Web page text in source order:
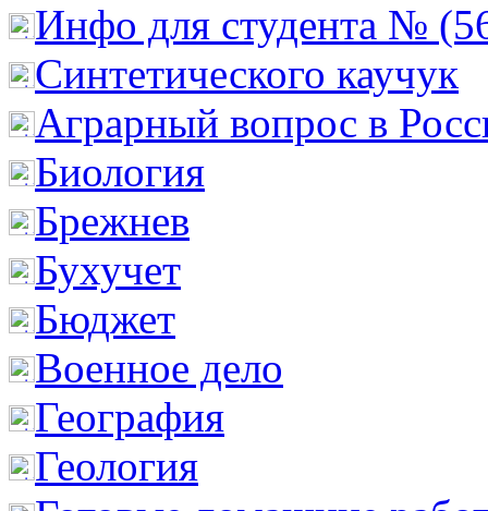
Инфо для студента №
Cинтетического каучук
Аграрный вопрос в
Биология
Брежнев
Бухучет
Бюджет
Военное дело
География
Геология